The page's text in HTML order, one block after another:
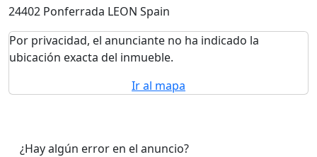
24402 Ponferrada LEON Spain
Por privacidad, el anunciante no ha indicado la
ubicación exacta del inmueble.
Ir al mapa
¿Hay algún error en el anuncio?